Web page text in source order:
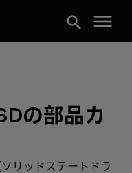
search menu
の部品カ
リッドステートドラ